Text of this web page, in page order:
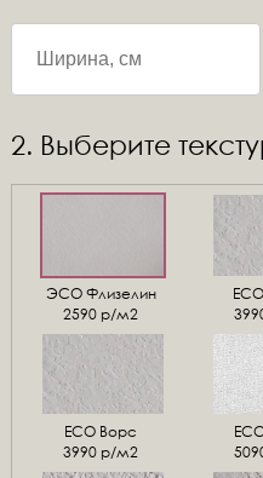
2. Выберите
ЭСО Флизелин
2590 р/м2
ЕСО Ворс
3990 р/м2